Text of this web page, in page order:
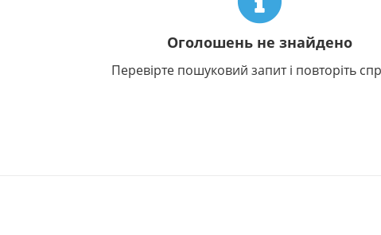
Оголошень не знайдено
Перевірте пошуковий запит і повторіть